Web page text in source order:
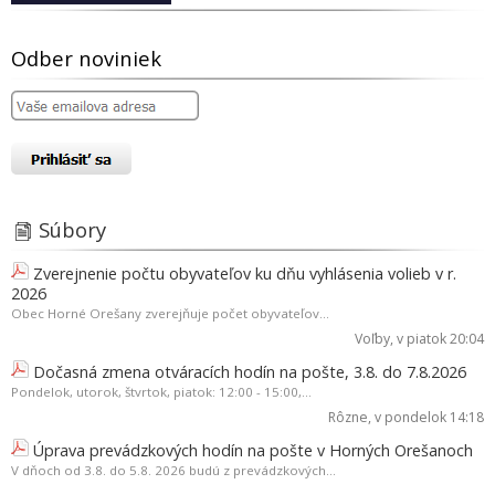
Odber noviniek
Súbory
Zverejnenie počtu obyvateľov ku dňu vyhlásenia volieb v r.
2026
Obec Horné Orešany zverejňuje počet obyvateľov...
Voľby, v piatok 20:04
Dočasná zmena otváracích hodín na pošte, 3.8. do 7.8.2026
Pondelok, utorok, štvrtok, piatok: 12:00 - 15:00,...
Rôzne, v pondelok 14:18
Úprava prevádzkových hodín na pošte v Horných Orešanoch
V dňoch od 3.8. do 5.8. 2026 budú z prevádzkových...